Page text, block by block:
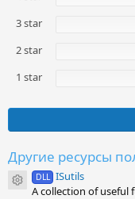
3 star
2 star
1 star
Другие ресурсы
Иконка ресурса
DLL ISutils
A collection of useful